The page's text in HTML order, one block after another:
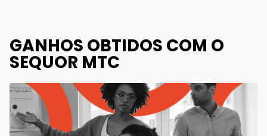
GANHOS OBTIDOS COM O
SEQUOR MTC